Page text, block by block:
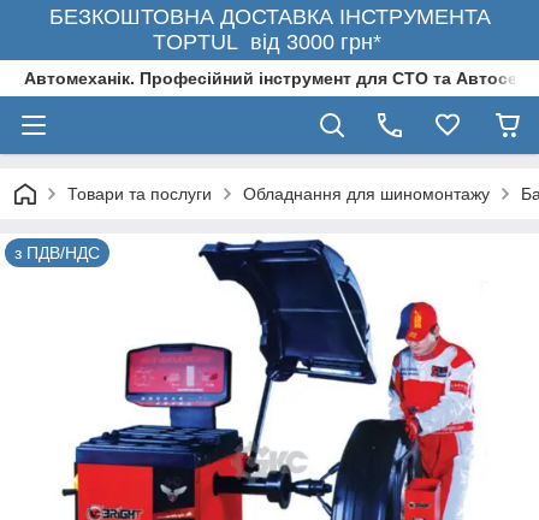
БЕЗКОШТОВНА ДОСТАВКА ІНСТРУМЕНТА
TOPTUL від 3000 грн*
Автомеханік. Професійний інструмент для СТО та
Товари та послуги Обладнання для шиномонтажу
з ПДВ/НДС